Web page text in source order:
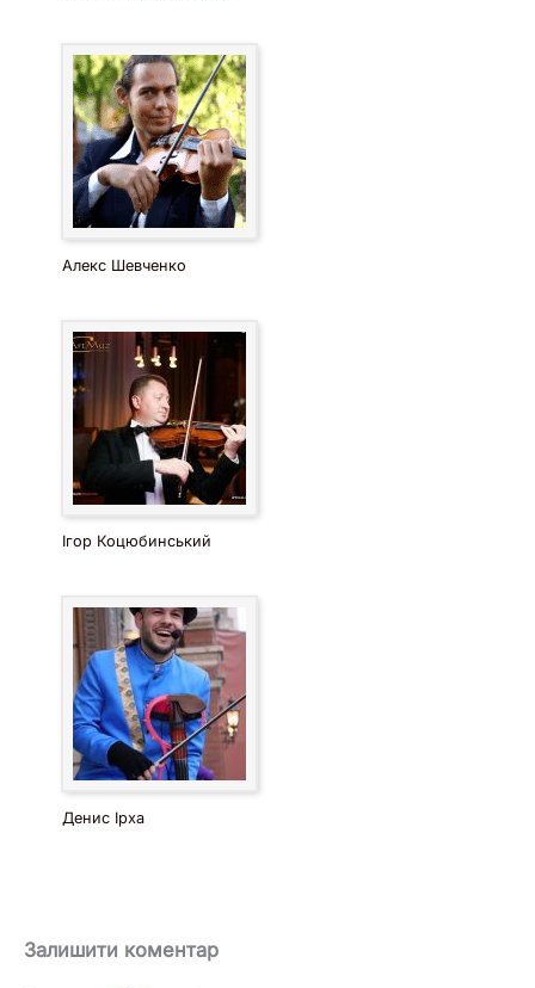
Алекс Шевченко
Ігор Коцюбинський
Денис Ірха
Залишити коментар